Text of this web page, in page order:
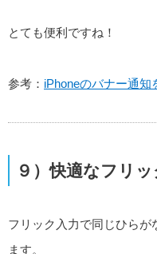
とても便利ですね！
参考： iPhoneのバナー通知
９）快適なフリッ
フリック入力で同じひらが
ます。